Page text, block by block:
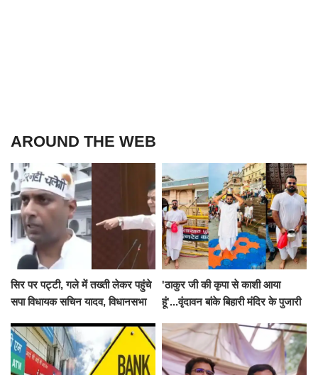
AROUND THE WEB
सिर पर पट्टी, गले में तख्ती लेकर पहुंचे
सपा विधायक सचिन यादव, विधानसभा
निलंबित
'ठाकुर जी की कृपा से काशी आया
हूं'...वृंदावन बांके बिहारी मंदिर के पुजारी
जलाभिषेक